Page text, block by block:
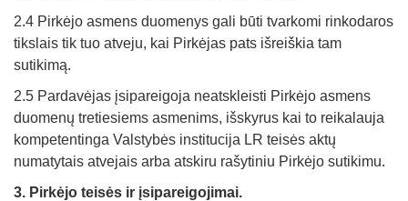
2.4 Pirkėjo asmens duomenys gali būti tvarkomi rinkodaros
tikslais tik tuo atveju, kai Pirkėjas pats išreiškia tam
sutikimą.
2.5 Pardavėjas įsipareigoja neatskleisti Pirkėjo asmens
duomenų tretiesiems asmenims, išskyrus kai to reikalauja
kompetentinga Valstybės institucija LR teisės aktų
numatytais atvejais arba atskiru rašytiniu Pirkėjo sutikimu.
3. Pirkėjo teisės ir įsipareigojimai.